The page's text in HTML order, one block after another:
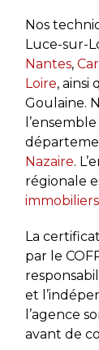
Nos
Luce-sur-
Nantes,
Loire, ainsi
Goulaine.
Nazaire.
régionale
La
par le
et
l’agence
avant de